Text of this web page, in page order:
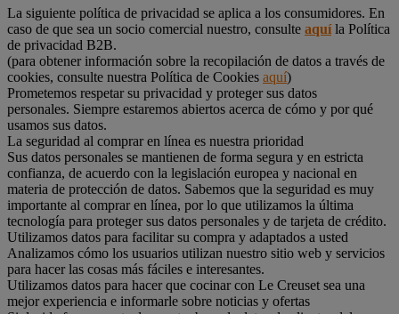
La siguiente política de privacidad se aplica a los consumidores. En
caso de que sea un socio comercial nuestro, consulte aquíla Política
de privacidad B2B.
(para obtener información sobre la recopilación de datos a través de
cookies, consulte nuestra Política de Cookies aquí)
Prometemos respetar su privacidad y proteger sus datos
personales. Siempre estaremos abiertos acerca de cómo y por qué
usamos sus datos.
La seguridad al comprar en línea es nuestra prioridad
Sus datos personales se mantienen de forma segura y en estricta
confianza, de acuerdo con la legislación europea y nacional en
materia de protección de datos. Sabemos que la seguridad es muy
importante al comprar en línea, por lo que utilizamos la última
tecnología para proteger sus datos personales y de tarjeta de crédito.
Utilizamos datos para facilitar su compra y adaptados a usted
Analizamos cómo los usuarios utilizan nuestro sitio web y servicios
para hacer las cosas más fáciles e interesantes.
Utilizamos datos para hacer que cocinar con Le Creuset sea una
mejor experiencia e informarle sobre noticias y ofertas